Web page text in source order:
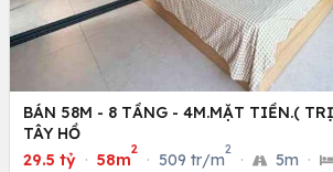
BÁN 58M - 8 TẦNG - 4M.MẶT TIỀN.(
TÂY HỒ
29.5 tỷ · 58m
2
· 509 tr/m
2
· 5m ·